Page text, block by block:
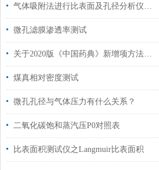
气体吸附法进行比表面及孔径分析仪分析进展
微孔滤膜渗透率测试
关于2020版《中国药典》新增项方法解读与仪器解决方案
煤真相对密度测试
微孔孔径与气体压力有什么关系？
二氧化碳饱和蒸汽压P0对照表
比表面积测试仪之Langmuir比表面积